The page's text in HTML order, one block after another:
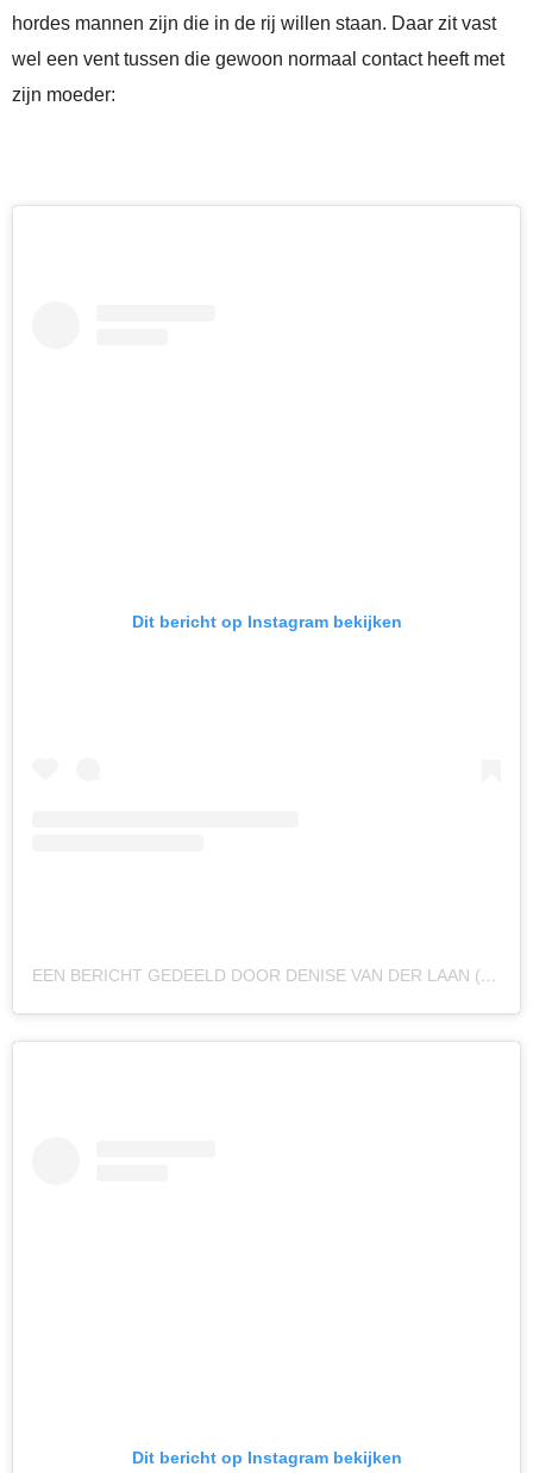
hordes mannen zijn die in de rij willen staan. Daar zit vast
wel een vent tussen die gewoon normaal contact heeft met
zijn moeder:
Dit bericht op Instagram bekijken
EEN BERICHT GEDEELD DOOR DENISE VAN DER LAAN (@DENISEVDLAANX)
Dit bericht op Instagram bekijken